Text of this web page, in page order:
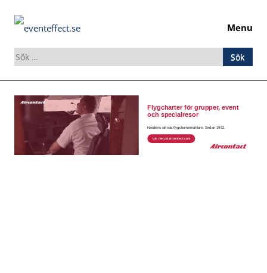
Menu
Sök
efter:
Skip
content